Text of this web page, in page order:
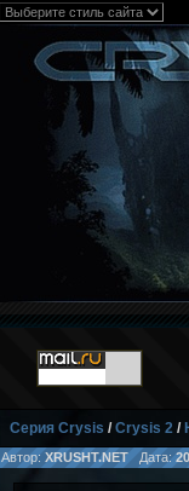
Серия Crysis /Crysis 2/
Автор: XRUSHT.NETДата: